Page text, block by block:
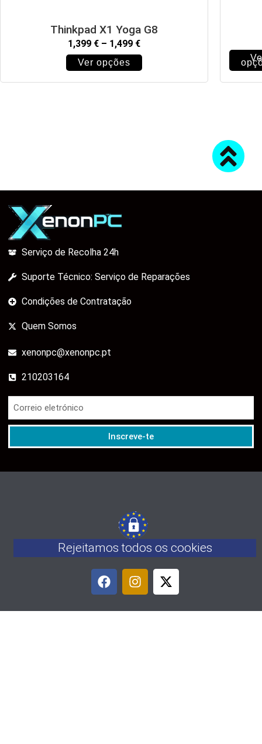
Thinkpad X1 Yoga G8
1,399 € – 1,499 €
Ver opções
Serviço de Recolha 24h
Suporte Técnico: Serviço de Reparações
Condições de Contratação
Quem Somos
xenonpc@xenonpc.pt
210203164
Inscreve-te
Rejeitamos todos os cookies